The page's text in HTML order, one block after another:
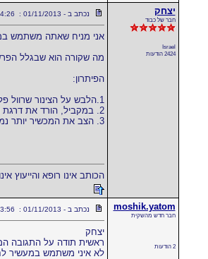
יצחק
חבר של כבוד
Israel
2424 הודעות
נכתב ב - 01/11/2013 : 12:24:26
אני מניח שאתה משתמש
מה שקורה הוא שבגלל
הפיתרון:
1.הלבש על הצינור שרוול פלנל שניתן לרכישה אצל הספק. השרוול יבצע חייץ עם האויר החיצון.
2. במקביל, הורד את דרגת החימום של מעשיר הלחות. הדבר יצמצם את הפער בטמפ', בין החוץ לפנים.
3. הצב את המכשיר יותר נמוך מגובה המסיכה, ע"מ להקשות על המים לזרום לכיוון המסיכה.
הכותב אינו רופא והייעוץ
moshik.yatom
חבר חדש מהשקית
2 הודעות
נכתב ב - 01/11/2013 : 18:53:56
יצחק
ראשית תודה על התגובה
לא איני משתמש במעשיר